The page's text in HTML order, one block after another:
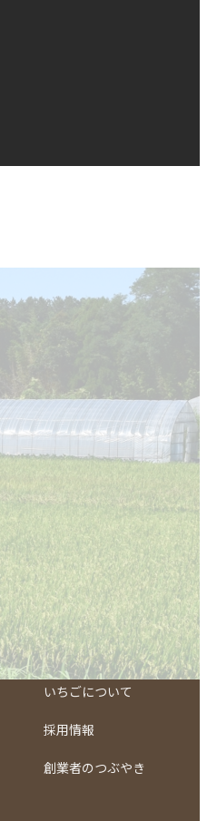
いちごについて
採用情報
創業者のつぶやき